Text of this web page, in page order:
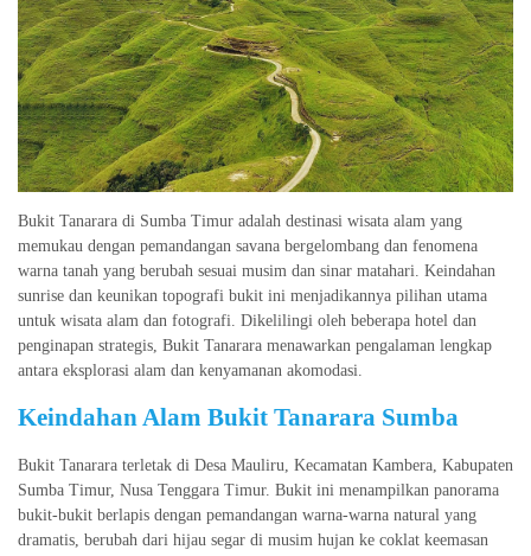
Bukit Tanarara di Sumba Timur adalah destinasi wisata alam yang
memukau dengan pemandangan savana bergelombang dan fenomena
warna tanah yang berubah sesuai musim dan sinar matahari. Keindahan
sunrise dan keunikan topografi bukit ini menjadikannya pilihan utama
untuk wisata alam dan fotografi. Dikelilingi oleh beberapa hotel dan
penginapan strategis, Bukit Tanarara menawarkan pengalaman lengkap
antara eksplorasi alam dan kenyamanan akomodasi.
Keindahan Alam Bukit Tanarara Sumba
Bukit Tanarara terletak di Desa Mauliru, Kecamatan Kambera, Kabupaten
Sumba Timur, Nusa Tenggara Timur. Bukit ini menampilkan panorama
bukit-bukit berlapis dengan pemandangan warna-warna natural yang
dramatis, berubah dari hijau segar di musim hujan ke coklat keemasan